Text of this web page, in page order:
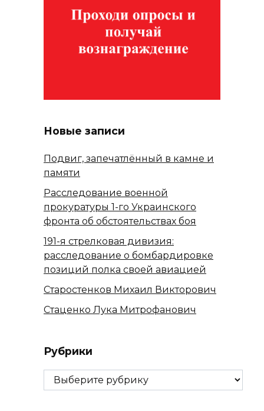
Новые записи
Подвиг, запечатлённый в камне и
памяти
Расследование военной
прокуратуры 1-го Украинского
фронта об обстоятельствах боя
191-я стрелковая дивизия:
расследование о бомбардировке
позиций полка своей авиацией
Старостенков Михаил Викторович
Стаценко Лука Митрофанович
Рубрики
Рубрики